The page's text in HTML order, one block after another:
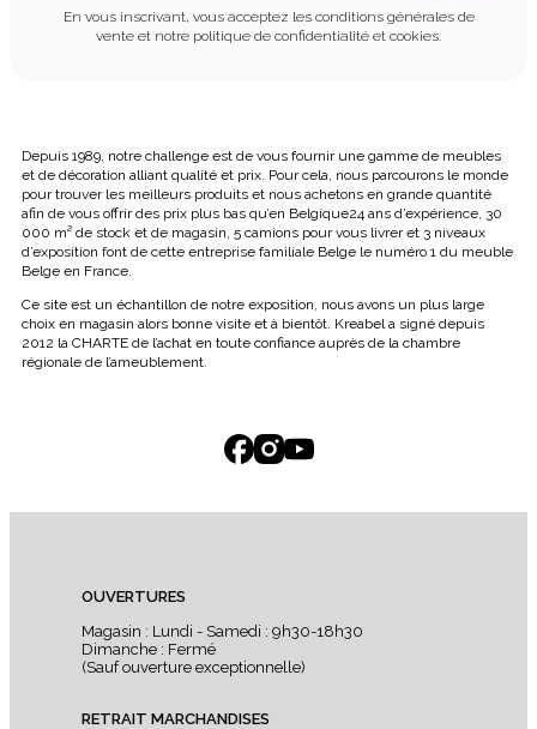
En vous inscrivant, vous acceptez les conditions générales de
vente et notre politique de confidentialité et cookies.
Depuis 1989, notre challenge est de vous fournir une gamme de meubles
et de décoration alliant qualité et prix. Pour cela, nous parcourons le monde
pour trouver les meilleurs produits et nous achetons en grande quantité
afin de vous offrir des prix plus bas qu’en Belgique24 ans d’expérience, 30
000 m² de stock et de magasin, 5 camions pour vous livrer et 3 niveaux
d’exposition font de cette entreprise familiale Belge le numéro 1 du meuble
Belge en France.
Ce site est un échantillon de notre exposition, nous avons un plus large
choix en magasin alors bonne visite et à bientôt. Kreabel a signé depuis
2012 la CHARTE de l’achat en toute confiance auprès de la chambre
régionale de l’ameublement.
OUVERTURES
Magasin : Lundi - Samedi : 9h30-18h30
Dimanche : Fermé
(Sauf ouverture exceptionnelle)
RETRAIT MARCHANDISES